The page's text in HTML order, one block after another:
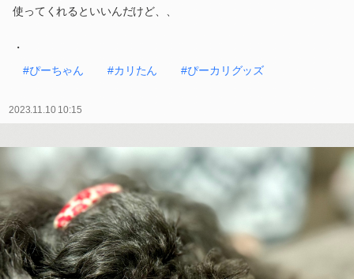
使ってくれるといいんだけど、、
・
#ぴーちゃん
#カリたん #ぴーカリグッズ
2023.11.10 10:15